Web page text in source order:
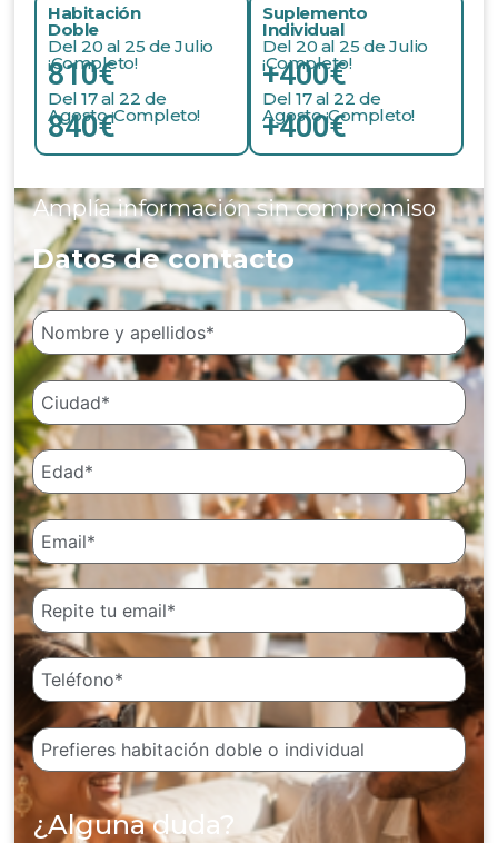
Habitación
Doble
Del 20 al 25 de Julio
¡Completo!
810€
Del 17 al 22 de
Agosto ¡Completo!
840€
Suplemento
Individual
Del 20 al 25 de Julio
¡Completo!
+400€
Del 17 al 22 de
Agosto ¡Completo!
+400€
Amplía información sin compromiso
Datos de contacto
¿Alguna duda?